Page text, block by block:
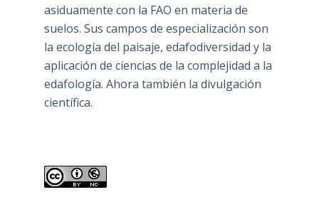
asiduamente con la FAO en materia de
suelos. Sus campos de especialización son
la ecología del paisaje, edafodiversidad y la
aplicación de ciencias de la complejidad a la
edafología. Ahora también la divulgación
científica.